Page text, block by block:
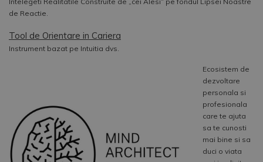
de Reactie.
Tool de Orientare in Cariera
Instrument bazat pe Intuitia dvs.
Ecosistem de
dezvoltare
personala si
profesionala
care te ajuta
sa te cunosti
mai bine si sa
duci o viata